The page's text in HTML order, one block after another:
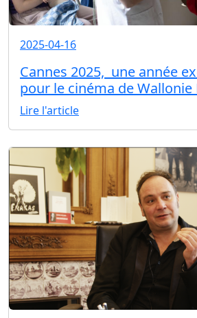
2025-04-16
Cannes 2025, une année
pour le cinéma de Wallonie
Lire l'article